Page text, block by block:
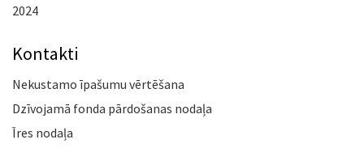
2024
Kontakti
Nekustamo īpašumu vērtēšana
Dzīvojamā fonda pārdošanas nodaļa
Īres nodaļa